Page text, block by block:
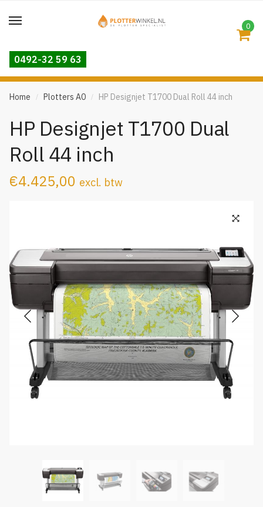
to
to
0
0492-32 59 63
Home / Plotters A0 / HP Designjet T1700 Dual Roll 44 inch
HP Designjet T1700 Dual
Roll 44 inch
€4.425,00 excl. btw